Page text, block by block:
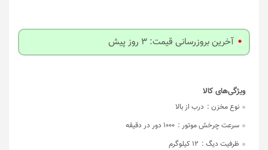
آخرین بروزرسانی قیمت: 3 روز پیش
نوع مخزن : درب از بالا
سرعت چرخش موتور : 1000 دور در دقیقه
ظرفیت دیگ : 12 کیلوگرم